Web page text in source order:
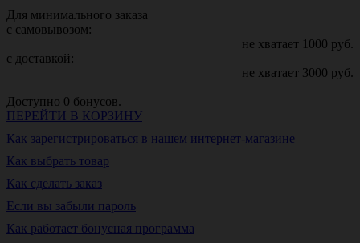
Для минимального заказа
с самовывозом:
не хватает 1000 руб.
с доставкой:
не хватает 3000 руб.
Доступно 0 бонусов.
ПЕРЕЙТИ В КОРЗИНУ
Как зарегистрироваться в нашем интернет-магазине
Как выбрать товар
Как сделать заказ
Если вы забыли пароль
Как работает бонусная программа